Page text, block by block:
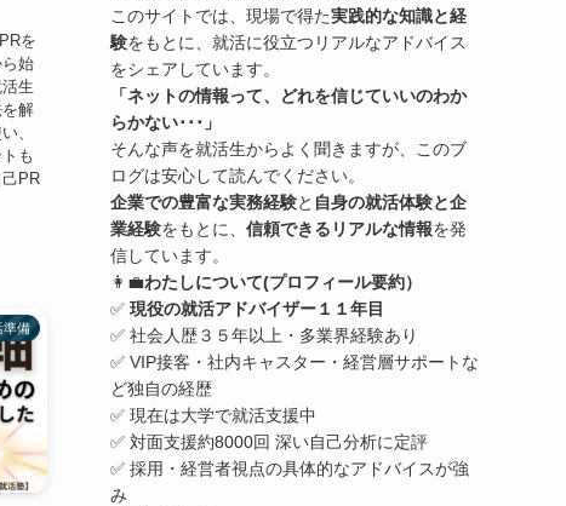
を
始
生
解
、
も
PR
準備
このサイトでは、現場で得た実践的な知識と経
験をもとに、就活に役立つリアルなアドバイス
をシェアしています。
「ネットの情報って、どれを信じていいのわか
らかない･･･」
そんな声を就活生からよく聞きますが、このブ
ログは安心して読んでください。
企業での豊富な実務経験と 自身の就活体験と企
業経験をもとに、 信頼できるリアルな情報を発
信しています。
👩‍💼わたしについて(プロフィール要約）
✅ 現役の就活アドバイザー１１年目
✅ 社会人歴３５年以上・多業界経験あり
✅ VIP接客・社内キャスター・経営層サポートな
ど独自の経歴
✅ 現在は大学で就活支援中
✅ 対面支援約8000回 深い自己分析に定評
✅ 採用・経営者視点の具体的なアドバイスが強
み